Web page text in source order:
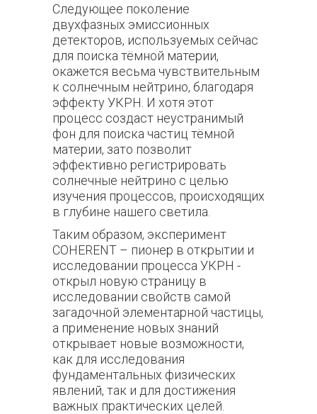
Следующее поколение
двухфазных эмиссионных
детекторов, используемых сейчас
для поиска тёмной материи,
окажется весьма чувствительным
к солнечным нейтрино, благодаря
эффекту УКРН. И хотя этот
процесс создаст неустранимый
фон для поиска частиц тёмной
материи, зато позволит
эффективно регистрировать
солнечные нейтрино с целью
изучения процессов, происходящих
в глубине нашего светила.
Таким образом, эксперимент
COHERENT – пионер в открытии и
исследовании процесса УКРН -
открыл новую страницу в
исследовании свойств самой
загадочной элементарной частицы,
а применение новых знаний
открывает новые возможности,
как для исследования
фундаментальных физических
явлений, так и для достижения
важных практических целей.